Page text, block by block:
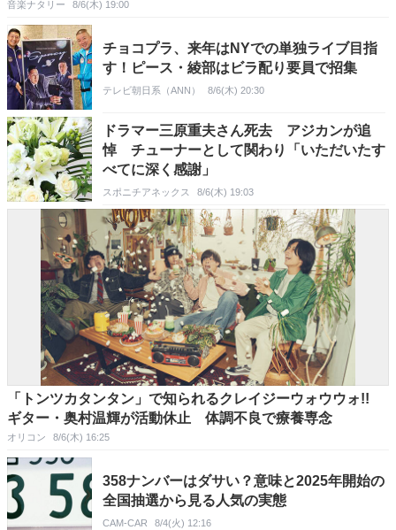
音楽ナタリー 8/6(木) 19:00
チョコプラ、来年はNYでの単独ライブ目指
す！ピース・綾部はビラ配り要員で招集
テレビ朝日系（ANN） 8/6(木) 20:30
ドラマー三原重夫さん死去 アジカンが追
悼 チューナーとして関わり「いただいたす
べてに深く感謝」
スポニチアネックス 8/6(木) 19:03
「トンツカタンタン」で知られるクレイジーウォウウォ!!
ギター・奥村温輝が活動休止 体調不良で療養専念
オリコン 8/6(木) 16:25
358ナンバーはダサい？意味と2025年開始の
全国抽選から見る人気の実態
CAM-CAR 8/4(火) 12:16